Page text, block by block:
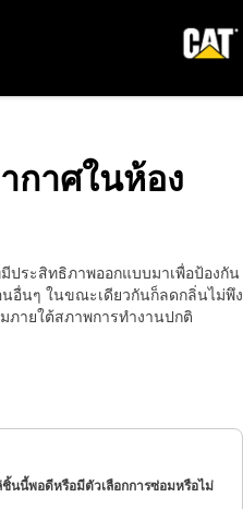
กาศในห้อง
ประสิทธิภาพออกแบบมาเพื่อป้องกัน
อื่นๆ ในขณะเดียวกันก็ลดกลิ่นไม่พึง
ภายใต้สภาพการทำงานปกติ
ชิ้นนี้พอดีหรือมีตัวเลือกการซ่อมหรือไม่